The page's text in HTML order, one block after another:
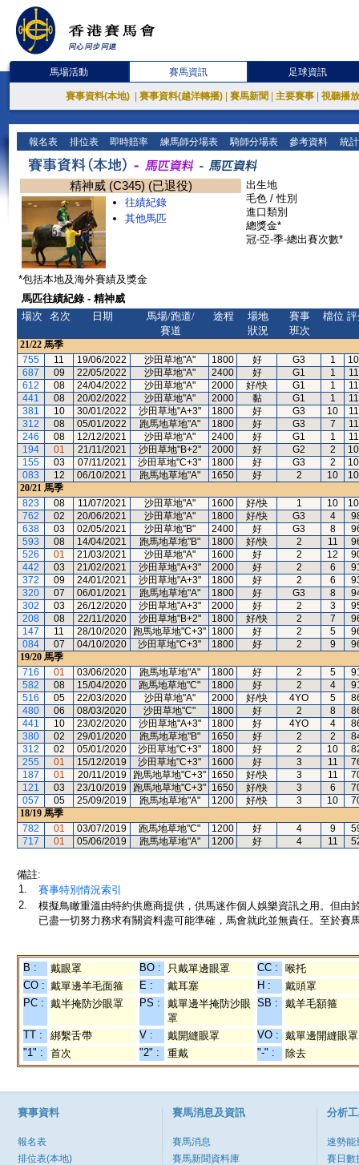
馬場活動 賽馬資訊 足球資訊
賽事資料(本地) 賽事資料(越洋轉播) 賽馬新聞 主要賽事 視聽播
報名表 排位表 即時賠率 練馬師分場表 騎師分場表 參考資料 統
精神威 (C345) (已退役)
往績紀錄
其他馬匹
出生地
毛色 / 性別
進口類別
總獎金*
冠-亞-季-總出賽次數*
*包括本地及海外賽績及獎金
馬匹往績紀錄 - 精神威
場次
名次 日期
馬場/跑道/
賽道
途程
場地
狀況
賽事
班次
檔位
21/22 馬季
755
11 19/06/2022 沙田草地"A" 1800 好 G3 1
687
09 22/05/2022 沙田草地"A" 2400 好 G1 1
612
08 24/04/2022 沙田草地"A" 2000 好/快 G1 1
441
08 20/02/2022 沙田草地"A" 2000 黏 G1 1
381
10 30/01/2022 沙田草地"A+3" 1800 好 G3 10
312
08 05/01/2022 跑馬地草地"A" 1800 好 G3 7
246
08 12/12/2021 沙田草地"A" 2400 好 G1 1
194
01 21/11/2021 沙田草地"B+2" 2000 好 G2 2
155
03 07/11/2021 沙田草地"C+3" 1800 好 G3 2
083
12 06/10/2021 跑馬地草地"A" 1650 好 2 10
20/21 馬季
823
08 11/07/2021 沙田草地"A" 1600 好/快 1 10
762
02 20/06/2021 沙田草地"A" 1800 好/快 G3 4
638
03 02/05/2021 沙田草地"B" 2400 好 G3 8
593
08 14/04/2021 跑馬地草地"B" 1800 好/快 2 11
526
01 21/03/2021 沙田草地"A" 1600 好 2 12
442
03 21/02/2021 沙田草地"A+3" 2000 好 2 6
372
09 24/01/2021 沙田草地"A+3" 1800 好 2 6
320
07 06/01/2021 跑馬地草地"A" 1800 好 G3 8
302
03 26/12/2020 沙田草地"A+3" 2000 好 2 3
208
08 22/11/2020 沙田草地"B+2" 1800 好/快 2 7
147
11 28/10/2020 跑馬地草地"C+3" 1800 好 2 5
084
07 04/10/2020 沙田草地"C+3" 1800 好 2 9
19/20 馬季
716
01 03/06/2020 跑馬地草地"A" 1800 好 2 5
582
08 15/04/2020 跑馬地草地"C" 1800 好 2 4
516
05 22/03/2020 沙田草地"A" 2000 好/快 4YO 5
480
06 08/03/2020 沙田草地"C" 1800 好 2 8
441
10 23/02/2020 沙田草地"A+3" 1800 好 4YO 4
380
02 29/01/2020 跑馬地草地"B" 1650 好 2 2
312
02 05/01/2020 沙田草地"C+3" 1800 好 2 10
255
01 15/12/2019 沙田草地"C+3" 1600 好 3 11
187
01 20/11/2019 跑馬地草地"C+3" 1650 好/快 3 11
121
03 23/10/2019 跑馬地草地"C+3" 1650 好/快 3 6
057
05 25/09/2019 跑馬地草地"A" 1200 好/快 3 10
18/19 馬季
782
01 03/07/2019 跑馬地草地"C" 1200 好 4 9
717
01 05/06/2019 跑馬地草地"A" 1200 好 4 11
備註:
1.
賽事特別情況索引
2.
模擬鳥瞰重溫由特約供應商提供，供馬迷作個人娛樂資訊之用。但
已盡一切努力務求有關資料盡可能準確，馬會就此並無責任。至於賽
B : 戴眼罩 BO : 只戴單邊眼罩 CC :
喉托
CO : 戴單邊羊毛面箍 E : 戴耳塞 H :
戴頭罩
PC : 戴半掩防沙眼罩 PS :
戴單邊半掩防沙眼
罩
SB : 戴羊毛額箍
TT : 綁繫舌帶 V : 戴開縫眼罩 VO : 戴單邊開縫眼罩
"1" :
首次 "2" : 重戴 "-" : 除去
賽事資料
報名表
排位表(本地)
賽馬消息及資訊
賽馬消息
賽馬新聞資料庫
分析
速勢能
賽日數